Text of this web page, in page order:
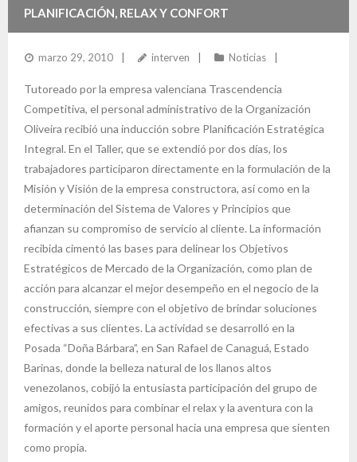
PLANIFICACIÓN, RELAX Y CONFORT
marzo 29, 2010 interven Noticias
Tutoreado por la empresa valenciana Trascendencia
Competitiva, el personal administrativo de la Organización
Oliveira recibió una inducción sobre Planificación Estratégica
Integral. En el Taller, que se extendió por dos días, los
trabajadores participaron directamente en la formulación de la
Misión y Visión de la empresa constructora, así como en la
determinación del Sistema de Valores y Principios que
afianzan su compromiso de servicio al cliente. La información
recibida cimentó las bases para delinear los Objetivos
Estratégicos de Mercado de la Organización, como plan de
acción para alcanzar el mejor desempeño en el negocio de la
construcción, siempre con el objetivo de brindar soluciones
efectivas a sus clientes. La actividad se desarrolló en la
Posada “Doña Bárbara”, en San Rafael de Canaguá, Estado
Barinas, donde la belleza natural de los llanos altos
venezolanos, cobijó la entusiasta participación del grupo de
amigos, reunidos para combinar el relax y la aventura con la
formación y el aporte personal hacia una empresa que sienten
como propia.